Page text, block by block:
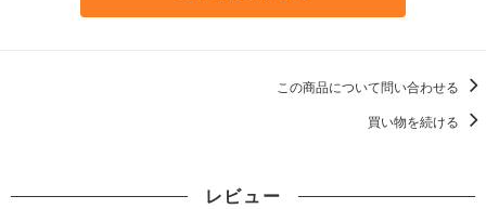
この商品について問い合わせる
買い物を続ける
レビュー